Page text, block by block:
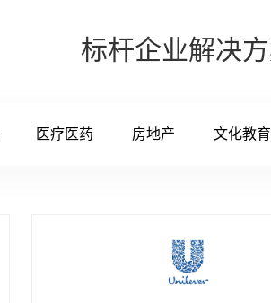
标杆企业解决
医疗医药 房地产 文化教育